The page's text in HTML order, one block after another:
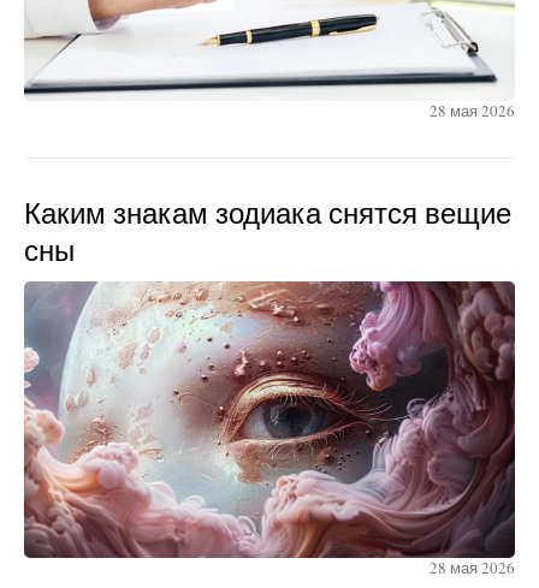
28 мая 2026
Каким знакам зодиака снятся вещие
сны
28 мая 2026